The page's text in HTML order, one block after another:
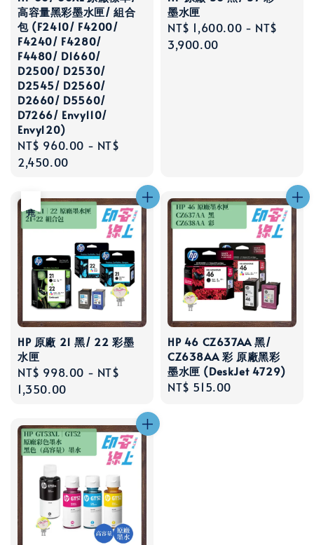
高容量黑彩墨水匣/ 組合
包 (F2410/ F4200/
F4240/ F4280/
F4480/ D1660/
D2500/ D2530/
D2545/ D2560/
D2660/ D5560/
D7266/ Envy110/
Envy120)
Regular
price
NT$ 960.00 - NT$
2,450.00
墨水匣
Regular
price
NT$ 1,600.00 - NT$
3,900.00
HP 原廠 21 黑/ 22 彩墨
水匣
Regular
price
NT$ 998.00 - NT$
1,350.00
HP 46 CZ637AA 黑/
CZ638AA 彩 原廠黑彩
墨水匣 (DeskJet 4729)
Regular
NT$ 515.00